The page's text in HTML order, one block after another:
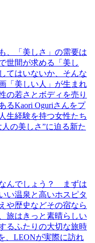
、「美しさ」の需要は
世間が求める「美し
てはいないか、そんな
「美しい人」が生まれ
の若さとボディを売り
るKaori Oguriさんをプ
生経験を持つ女性たち
の美しさ”に迫る新た
んでしょう？ まずは
い温泉と高いホスピタ
や歴史などその宿なら
旅はきっと素晴らしい
るふたりの大切な旅時
、LEONが実際に訪れ